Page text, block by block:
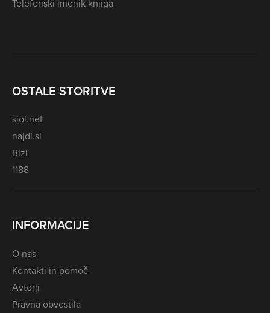
Telefonski imenik knjiga
OSTALE STORITVE
siol.net
najdi.si
Bizi
1188
INFORMACIJE
O nas
Kontakti in pomoč
Avtorji
Pravna obvestila